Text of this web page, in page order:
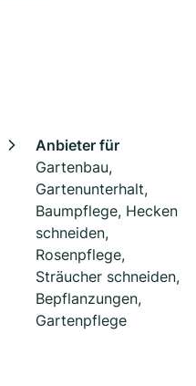
Anbieter für
Gartenbau,
Gartenunterhalt,
Baumpflege, Hecken
schneiden,
Rosenpflege,
Sträucher schneiden,
Bepflanzungen,
Gartenpflege